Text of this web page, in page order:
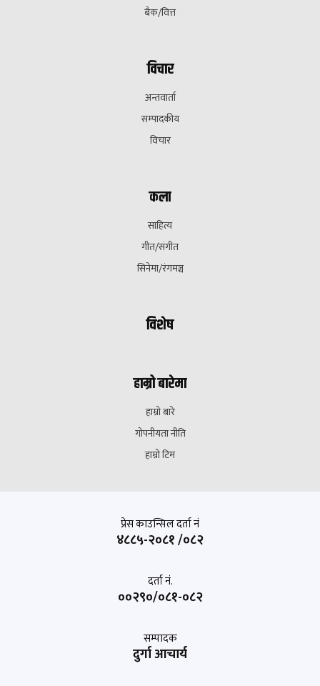
बैक/वित्त
विचार
अन्तवार्ता
सम्पादकीय
विचार
कला
साहित्य
गीत/संगीत
सिनेमा/रंगमञ्च
विशेष
हाम्रो बारेमा
हाम्रो बारे
गोपनीयता नीति
हाम्रो टिम
प्रेस काउन्सिल दर्ता नं
४८८५-२०८१ /०८२
दर्ता नं.
००२९०/०८१-०८२
सम्पादक
दुर्गा आचार्य